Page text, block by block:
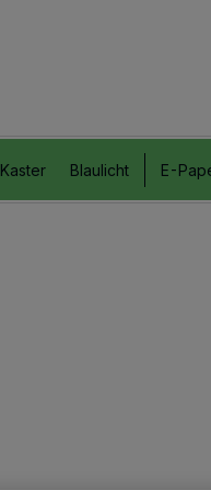
Blaulicht E-